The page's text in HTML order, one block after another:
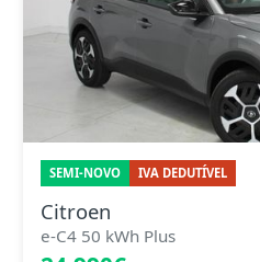
SEMI-NOVO IVA DEDUTÍVEL
Citroen
e-C4 50 kWh Plus